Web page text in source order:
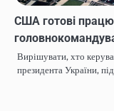
США готові
Вирішувати, хто
президента України,